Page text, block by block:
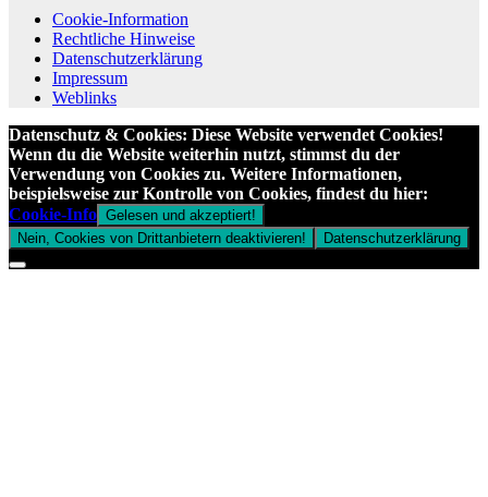
Cookie-Information
Rechtliche Hinweise
Datenschutzerklärung
Impressum
Weblinks
Datenschutz & Cookies: Diese Website verwendet Cookies!
Wenn du die Website weiterhin nutzt, stimmst du der
Verwendung von Cookies zu. Weitere Informationen,
beispielsweise zur Kontrolle von Cookies, findest du hier:
Cookie-Info Gelesen und akzeptiert!
Nein, Cookies von Drittanbietern deaktivieren!
Datenschutzerklärung